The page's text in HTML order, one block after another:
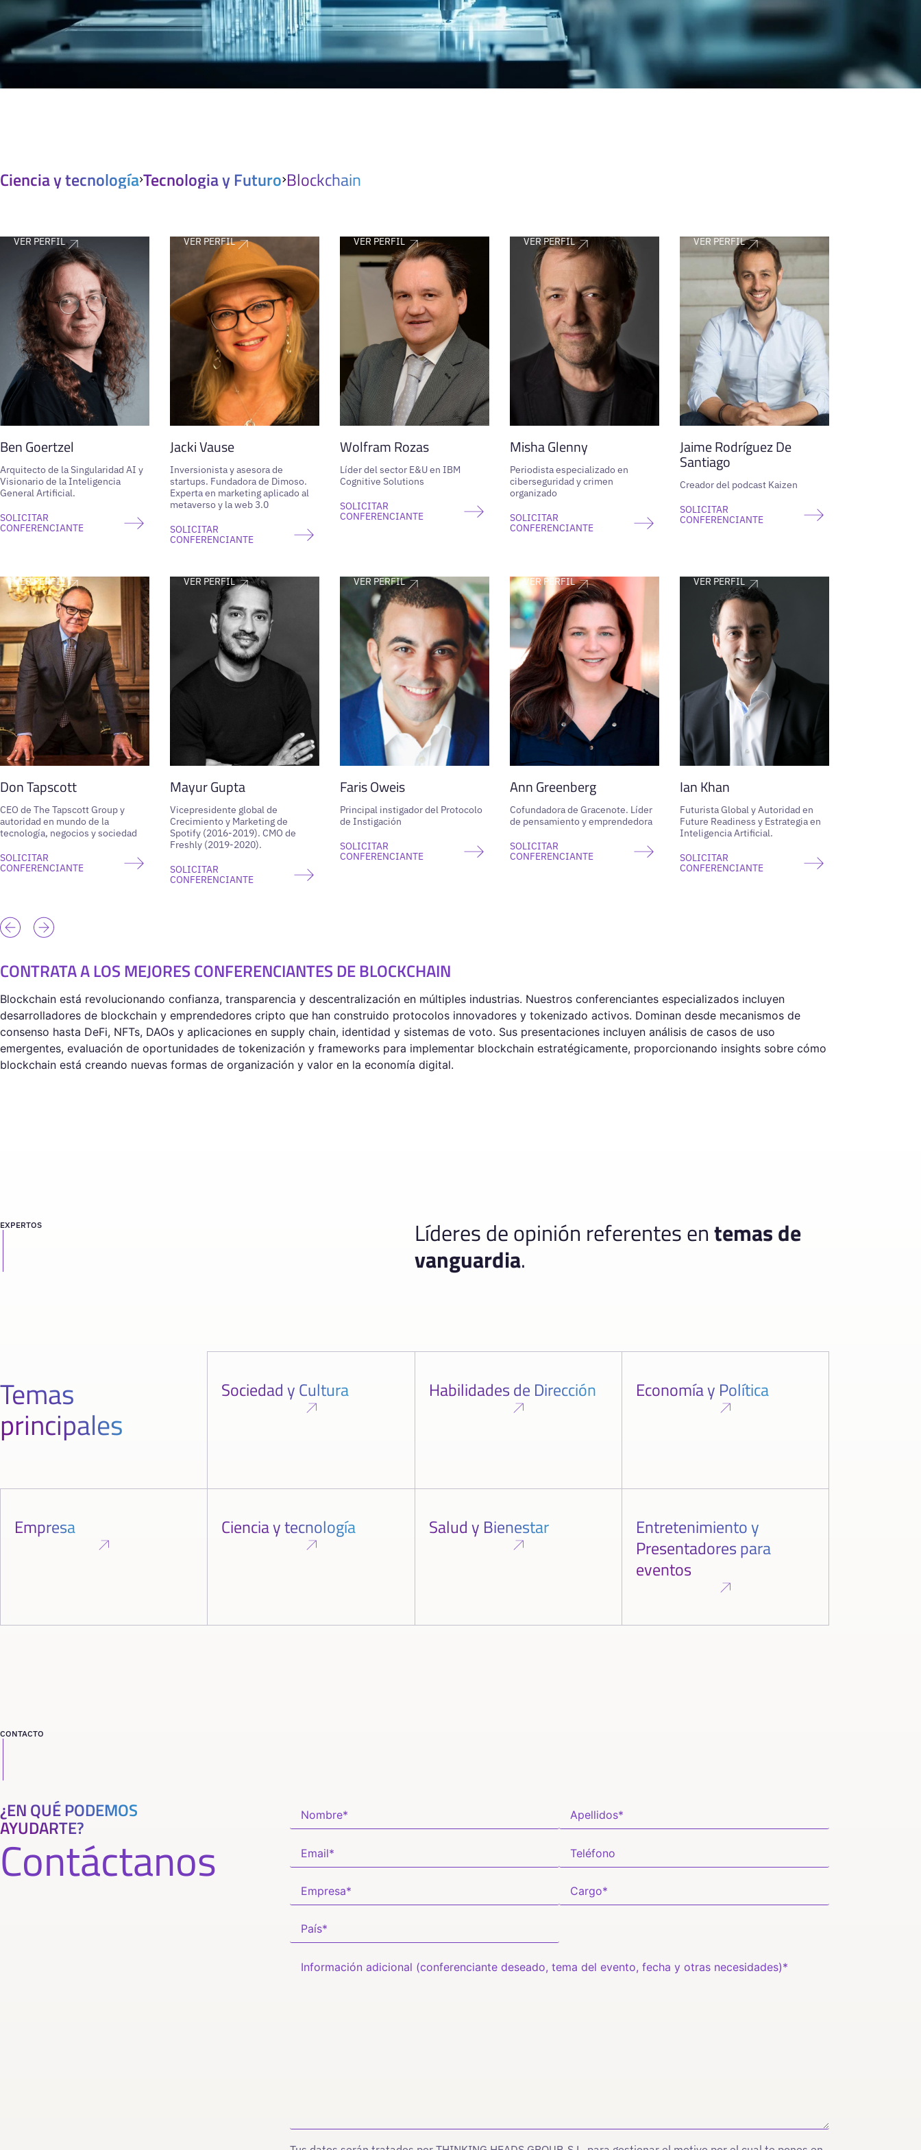
Ciencia y tecnologíaTecnologia y Futuro Blockchain
VER PERFIL
Ben Goertzel
Arquitecto de la Singularidad AI y
Visionario de la Inteligencia
General Artificial.
SOLICITAR
CONFERENCIANTE
VER PERFIL
Jacki Vause
Inversionista y asesora de
startups. Fundadora de Dimoso.
Experta en marketing aplicado al
metaverso y la web 3.0
SOLICITAR
CONFERENCIANTE
VER PERFIL
Wolfram Rozas
Líder del sector E&U en IBM
Cognitive Solutions
SOLICITAR
CONFERENCIANTE
VER PERFIL
Misha Glenny
Periodista especializado en
ciberseguridad y crimen
organizado
SOLICITAR
CONFERENCIANTE
VER PERFIL
Jaime Rodríguez De
Santiago
Creador del podcast Kaizen
SOLICITAR
CONFERENCIANTE
VER PERFIL
Don Tapscott
CEO de The Tapscott Group y
autoridad en mundo de la
tecnología, negocios y sociedad
SOLICITAR
CONFERENCIANTE
VER PERFIL
Mayur Gupta
Vicepresidente global de
Crecimiento y Marketing de
Spotify (2016-2019). CMO de
Freshly (2019-2020).
SOLICITAR
CONFERENCIANTE
VER PERFIL
Faris Oweis
Principal instigador del Protocolo
de Instigación
SOLICITAR
CONFERENCIANTE
VER PERFIL
Ann Greenberg
Cofundadora de Gracenote. Líder
de pensamiento y emprendedora
SOLICITAR
CONFERENCIANTE
VER PERFIL
Ian Khan
Futurista Global y Autoridad en
Future Readiness y Estrategia en
Inteligencia Artificial.
SOLICITAR
CONFERENCIANTE
CONTRATA A LOS MEJORES CONFERENCIANTES DE BLOCKCHAIN
Blockchain está revolucionando confianza, transparencia y descentralización en múltiples industrias. Nuestros conferenciantes especializados incluyen
desarrolladores de blockchain y emprendedores cripto que han construido protocolos innovadores y tokenizado activos. Dominan desde mecanismos de
consenso hasta DeFi, NFTs, DAOs y aplicaciones en supply chain, identidad y sistemas de voto. Sus presentaciones incluyen análisis de casos de uso
emergentes, evaluación de oportunidades de tokenización y frameworks para implementar blockchain estratégicamente, proporcionando insights sobre cómo
blockchain está creando nuevas formas de organización y valor en la economía digital.
EXPERTOS Líderes de opinión referentes entemas de
vanguardia.
Temas
principales
Sociedad y Cultura Habilidades de Dirección Economía y Política
Empresa Ciencia y tecnología Salud y Bienestar
Entretenimiento y
Presentadores para
eventos
CONTACTO
¿EN QUÉ PODEMOS
AYUDARTE?
Contáctanos